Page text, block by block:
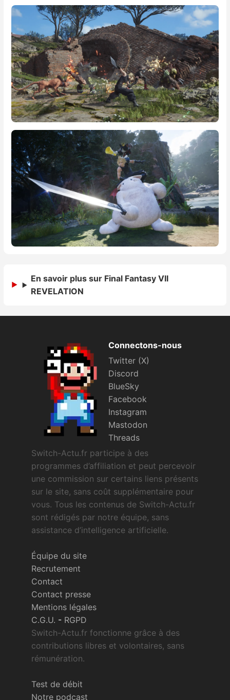
En savoir plus sur Final Fantasy VII
REVELATION
Connectons-nous
Twitter (X)
Discord
BlueSky
Facebook
Instagram
Mastodon
Threads
Switch-Actu.fr participe à des
programmes d’affiliation et peut percevoir
une commission sur certains liens présents
sur le site, sans coût supplémentaire pour
vous. Tous les contenus de Switch-Actu.fr
sont rédigés par notre équipe, sans
assistance d’intelligence artificielle.
Équipe du site
Recrutement
Contact
Contact presse
Mentions légales
C.G.U. - RGPD
Switch-Actu.fr fonctionne grâce à des
contributions libres et volontaires, sans
rémunération.
Test de débit
Notre podcast